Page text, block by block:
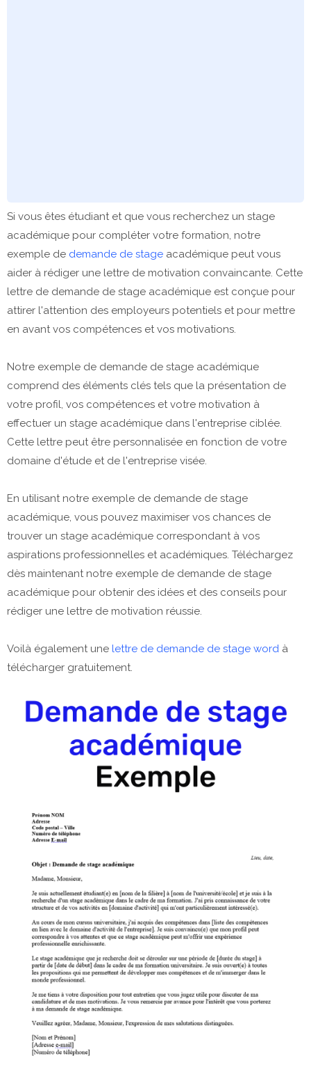
Si vous êtes étudiant et que vous recherchez un stage
académique pour compléter votre formation, notre
exemple de demande de stage académique peut vous
aider à rédiger une lettre de motivation convaincante. Cette
lettre de demande de stage académique est conçue pour
attirer l'attention des employeurs potentiels et pour mettre
en avant vos compétences et vos motivations.
Notre exemple de demande de stage académique
comprend des éléments clés tels que la présentation de
votre profil, vos compétences et votre motivation à
effectuer un stage académique dans l'entreprise ciblée.
Cette lettre peut être personnalisée en fonction de votre
domaine d'étude et de l'entreprise visée.
En utilisant notre exemple de demande de stage
académique, vous pouvez maximiser vos chances de
trouver un stage académique correspondant à vos
aspirations professionnelles et académiques. Téléchargez
dès maintenant notre exemple de demande de stage
académique pour obtenir des idées et des conseils pour
rédiger une lettre de motivation réussie.
Voilà également une lettre de demande de stage word à
télécharger gratuitement.